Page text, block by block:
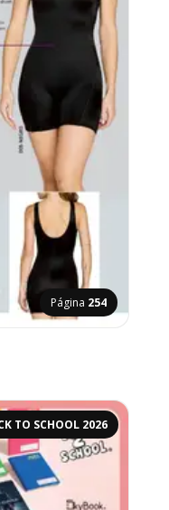
Página 254
TO SCHOOL 2026